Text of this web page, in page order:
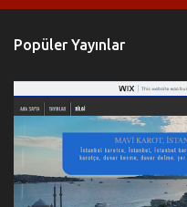
m
r
Popüler Yayınlar